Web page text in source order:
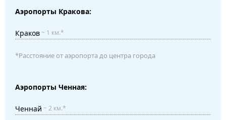
Аэропорты Кракова:
Краков~ 1 км.*
*Расстояние от аэропорта до центра города
Аэропорты Ченная:
Ченнай ~ 2 км.*